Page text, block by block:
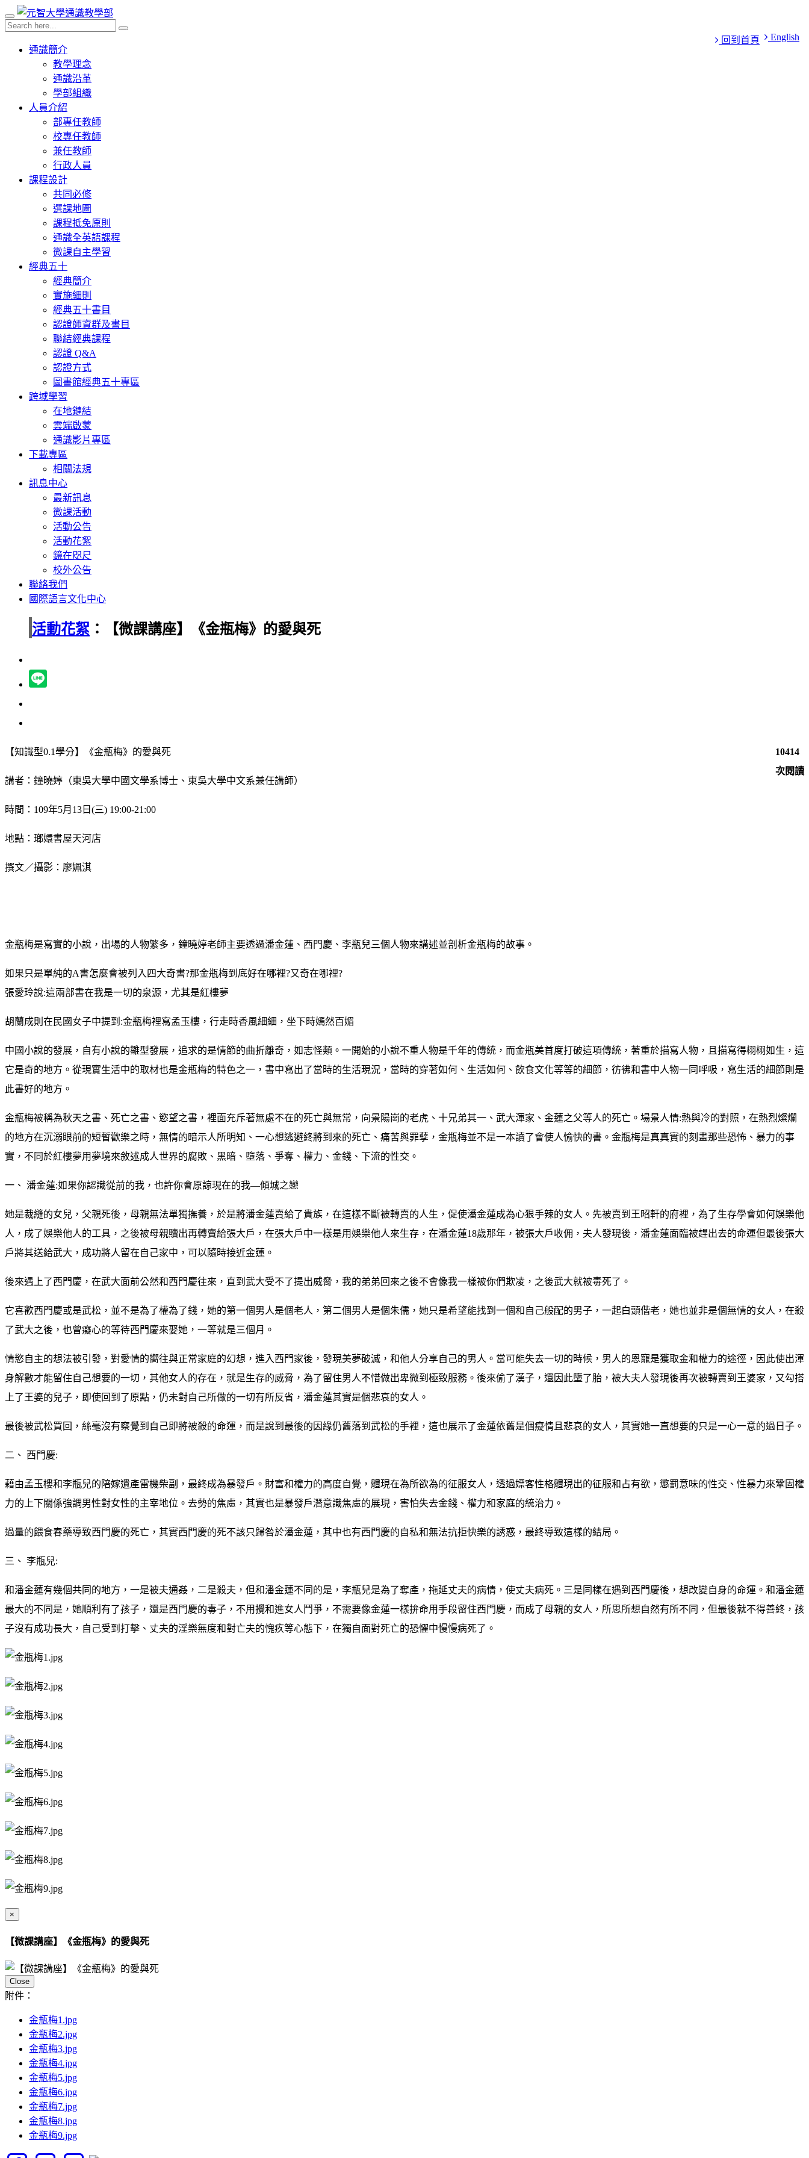
English
回到首頁
通識簡介
教學理念
通識沿革
學部組織
人員介紹
部專任教師
校專任教師
兼任教師
行政人員
課程設計
共同必修
選課地圖
課程抵免原則
通識全英語課程
微課自主學習
經典五十
經典簡介
實施細則
經典五十書目
認證師資群及書目
聯結經典課程
認證 Q&A
認證方式
圖書館經典五十專區
跨域學習
在地鏈結
雲端啟蒙
通識影片專區
下載專區
相關法規
訊息中心
最新訊息
微課活動
活動公告
活動花絮
鏡在咫尺
校外公告
聯絡我們
國際語言文化中心
活動花絮 ：【微課講座】《金瓶梅》的愛與死
10414
次閱讀
【知識型0.1學分】《金瓶梅》的愛與死
講者：鐘曉婷（東吳大學中國文學系博士、東吳大學中文系兼任講師）
時間：109年5月13日(三) 19:00-21:00
地點：瑯嬛書屋天河店
撰文／攝影：廖姵淇
金瓶梅是寫實的小說，出場的人物繁多，鐘曉婷老師主要透過潘金蓮、西門慶、李瓶兒三個人物來講述並剖析金瓶梅的故事。
如果只是單純的A書怎麼會被列入四大奇書?那金瓶梅到底好在哪裡?又奇在哪裡?
張愛玲說:這兩部書在我是一切的泉源，尤其是紅樓夢
胡蘭成則在民國女子中提到:金瓶梅裡寫孟玉樓，行走時香風細細，坐下時嫣然百媚
中國小說的發展，自有小說的雛型發展，追求的是情節的曲折離奇，如志怪類。一開始的小說不重人物是千年的傳統，而金瓶美首度打破這項傳統，著重於描寫人物，且描寫得栩栩如生，這
它是奇的地方。從現實生活中的取材也是金瓶梅的特色之一，書中寫出了當時的生活現況，當時的穿著如何、生活如何、飲食文化等等的細節，彷彿和書中人物一同呼吸，寫生活的細節則是
此書好的地方。
金瓶梅被稱為秋天之書、死亡之書、慾望之書，裡面充斥著無處不在的死亡與無常，向景陽崗的老虎、十兄弟其一、武大渾家、金蓮之父等人的死亡。場景人情:熱與冷的對照，在熱烈燦爛
的地方在沉溺眼前的短暫歡樂之時，無情的暗示人所明知、一心想逃避終將到來的死亡、痛苦與罪孽，金瓶梅並不是一本讀了會使人愉快的書。金瓶梅是真真實的刻畫那些恐怖、暴力的事
實，不同於紅樓夢用夢境來敘述成人世界的腐敗、黑暗、墮落、爭奪、權力、金錢、下流的性交。
一、 潘金蓮:如果你認識從前的我，也許你會原諒現在的我—傾城之戀
她是裁縫的女兒，父親死後，母親無法單獨撫養，於是將潘金蓮賣給了貴族，在這樣不斷被轉賣的人生，促使潘金蓮成為心狠手辣的女人。先被賣到王昭軒的府裡，為了生存學會如何娛樂他
人，成了娛樂他人的工具，之後被母親贖出再轉賣給張大戶，在張大戶中一樣是用娛樂他人來生存，在潘金蓮18歲那年，被張大戶收佣，夫人發現後，潘金蓮面臨被趕出去的命運但最後張大
戶將其送給武大，成功將人留在自己家中，可以隨時接近金蓮。
後來遇上了西門慶，在武大面前公然和西門慶往來，直到武大受不了提出威脅，我的弟弟回來之後不會像我一樣被你們欺凌，之後武大就被毒死了。
它喜歡西門慶或是武松，並不是為了權為了錢，她的第一個男人是個老人，第二個男人是個朱儒，她只是希望能找到一個和自己般配的男子，一起白頭偕老，她也並非是個無情的女人，在殺
了武大之後，也曾癡心的等待西門慶來娶她，一等就是三個月。
情慾自主的想法被引發，對愛情的嚮往與正常家庭的幻想，進入西門家後，發現美夢破滅，和他人分享自己的男人。當可能失去一切的時候，男人的恩寵是獲取金和權力的途徑，因此使出渾
身解數才能留住自己想要的一切，其他女人的存在，就是生存的威脅，為了留住男人不惜做出卑微到極致服務。後來偷了漢子，還因此墮了胎，被大夫人發現後再次被轉賣到王婆家，又勾搭
上了王婆的兒子，即使回到了原點，仍未對自己所做的一切有所反省，潘金蓮其實是個悲哀的女人。
最後被武松買回，絲毫沒有察覺到自己即將被殺的命運，而是說到最後的因緣仍舊落到武松的手裡，這也展示了金蓮依舊是個癡情且悲哀的女人，其實她一直想要的只是一心一意的過日子。
二、 西門慶:
藉由孟玉樓和李瓶兒的陪嫁遺產雷機柴副，最終成為暴發戶。財富和權力的高度自覺，體現在為所欲為的征服女人，透過嫖客性格體現出的征服和占有欲，懲罰意味的性交、性暴力來鞏固權
力的上下關係強調男性對女性的主宰地位。去勢的焦慮，其實也是暴發戶潛意識焦慮的展現，害怕失去金錢、權力和家庭的統治力。
過量的餵食春藥導致西門慶的死亡，其實西門慶的死不該只歸咎於潘金蓮，其中也有西門慶的自私和無法抗拒快樂的誘惑，最終導致這樣的結局。
三、 李瓶兒:
和潘金蓮有幾個共同的地方，一是被夫通姦，二是殺夫，但和潘金蓮不同的是，李瓶兒是為了奪產，拖延丈夫的病情，使丈夫病死。三是同樣在遇到西門慶後，想改變自身的命運。和潘金蓮
最大的不同是，她順利有了孩子，還是西門慶的毒子，不用攪和進女人鬥爭，不需要像金蓮一樣拚命用手段留住西門慶，而成了母親的女人，所思所想自然有所不同，但最後就不得善終，孩
子沒有成功長大，自己受到打擊、丈夫的淫樂無度和對亡夫的愧疚等心態下，在獨自面對死亡的恐懼中慢慢病死了。
×
【微課講座】《金瓶梅》的愛與死
Close
附件：
金瓶梅1.jpg
金瓶梅2.jpg
金瓶梅3.jpg
金瓶梅4.jpg
金瓶梅5.jpg
金瓶梅6.jpg
金瓶梅7.jpg
金瓶梅8.jpg
金瓶梅9.jpg